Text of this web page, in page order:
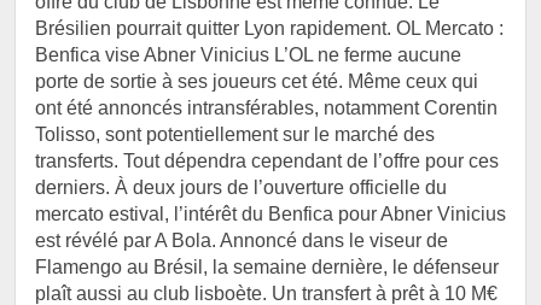
Brésilien pourrait quitter Lyon rapidement. OL Mercato :
Benfica vise Abner Vinicius L’OL ne ferme aucune
porte de sortie à ses joueurs cet été. Même ceux qui
ont été annoncés intransférables, notamment Corentin
Tolisso, sont potentiellement sur le marché des
transferts. Tout dépendra cependant de l’offre pour ces
derniers. À deux jours de l’ouverture officielle du
mercato estival, l’intérêt du Benfica pour Abner Vinicius
est révélé par A Bola. Annoncé dans le viseur de
Flamengo au Brésil, la semaine dernière, le défenseur
plaît aussi au club lisboète. Un transfert à prêt à 10 M€